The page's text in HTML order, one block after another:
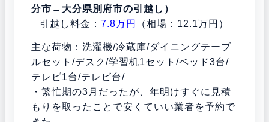
分市→大分県別府市の引越し）
引越し料金：7.8万円 （相場：12.1万円）
主な荷物：洗濯機/冷蔵庫/ダイニングテーブ
ルセット/デスク/学習机1セット/ベッド3台/
テレビ1台/テレビ台/
・繁忙期の3月だったが、年明けすぐに見積
もりを取ったことで安くていい業者を予約で